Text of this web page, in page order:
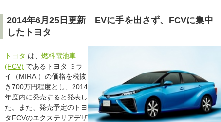
2014年6月25日更新 EVに手を出さず、FCVに集中
したトヨタ
トヨタ は、 燃料電池車
(FCV) であるトヨタ ミラ
イ（MIRAI）の価格を税抜
き700万円程度とし、2014
年度内に発売すると発表し
た。また、発売予定のトヨ
タFCVのエクステリアデザ